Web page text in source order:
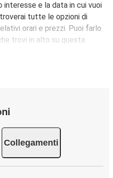
e la data in cui vuoi
tutte le opzioni di
orari e prezzi. Puoi farlo
trovi in alto su questa
Europa, Istanbul
Collegamenti